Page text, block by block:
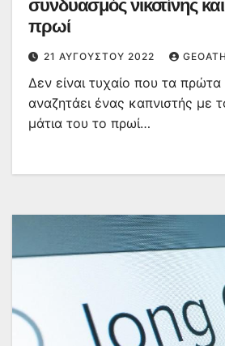
συνδυασμός νικοτίνης
πρωί
21 ΑΥΓΟΎΣΤΟΥ 2022
Δεν είναι τυχαίο που τα
αναζητάει ένας καπνιστής με
μάτια του το πρωί…